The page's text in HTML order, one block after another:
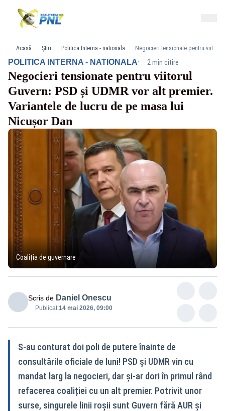
Acasă Știri Politica Interna - nationala Negocieri tensionate pentru viitorul Guvern: PSD și UDMR vor alt premier. Variantele de lucru de pe masa lui Nicușor Dan
POLITICA INTERNA - NATIONALA· 2 min citire
Negocieri tensionate pentru viitorul
Guvern: PSD și UDMR vor alt premier.
Variantele de lucru de pe masa lui
Nicușor Dan
Coaliția de guvernare
Scris de Daniel Onescu
Publicat:14 mai 2026, 09:00
S-au conturat doi poli de putere înainte de
consultările oficiale de luni! PSD și UDMR vin cu
mandat larg la negocieri, dar și-ar dori în primul rând
refacerea coaliției cu un alt premier. Potrivit unor
surse, singurele linii roșii sunt Guvern fără AUR și